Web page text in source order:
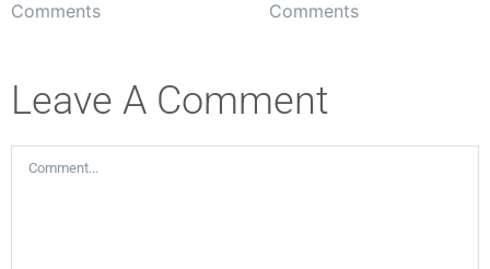
Comments Comments
Leave A Comment
Comment